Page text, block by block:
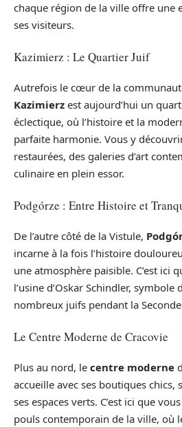
chaque région de la ville offre une
ses visiteurs.
Kazimierz : Le Quartier Juif
Autrefois le cœur de la
Kazimierz est aujourd’hui un
éclectique, où l’histoire et la
parfaite harmonie. Vous y
restaurées, des galeries d’art
culinaire en plein essor.
Podgórze : Entre Histoire et
De l’autre côté de la Vistule,
incarne à la fois l’histoire
une atmosphère paisible. C’est ici
l’usine d’Oskar Schindler, symbole
nombreux juifs pendant la
Le Centre Moderne de Cracovie
Plus au nord, le centre moderne
accueille avec ses boutiques chics,
ses espaces verts. C’est ici que
pouls contemporain de la ville, où